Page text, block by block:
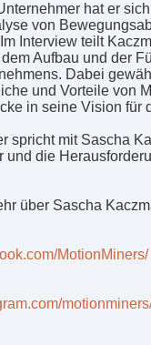
hat er
von
Interview teilt
Aufbau und der
Dabei
und Vorteile von
in seine Vision für
spricht mit Sascha
und die
über Sascha
MotionMiners/